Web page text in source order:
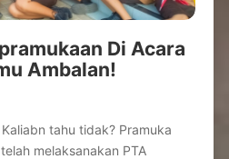
Di Acara
Ambalan!
tahu tidak? Pramuka
melaksanakan PTA